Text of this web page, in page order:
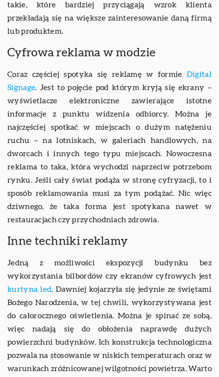
takie, które bardziej przyciągają wzrok klienta
przekładają się na większe zainteresowanie daną firmą
lub produktem.
Cyfrowa reklama w modzie
Coraz częściej spotyka się reklamę w formie Digital
Signage. Jest to pojęcie pod którym kryją się ekrany –
wyświetlacze elektroniczne zawierające istotne
informacje z punktu widzenia odbiorcy. Można je
najczęściej spotkać w miejscach o dużym natężeniu
ruchu – na lotniskach, w galeriach handlowych, na
dworcach i innych tego typu miejscach. Nowoczesna
reklama to taka, która wychodzi naprzeciw potrzebom
rynku. Jeśli cały świat podąża w stronę cyfryzacji, to i
sposób reklamowania musi za tym podążać. Nic więc
dziwnego, że taka forma jest spotykana nawet w
restauracjach czy przychodniach zdrowia.
Inne techniki reklamy
Jedną z możliwości ekspozycji budynku bez
wykorzystania bilbordów czy ekranów cyfrowych jest
kurtyna led. Dawniej kojarzyła się jedynie ze świętami
Bożego Narodzenia, w tej chwili, wykorzystywana jest
do całorocznego oświetlenia. Można je spinać ze sobą,
więc nadają się do obłożenia naprawdę dużych
powierzchni budynków. Ich konstrukcja technologiczna
pozwala na stosowanie w niskich temperaturach oraz w
warunkach zróżnicowanej wilgotności powietrza. Warto